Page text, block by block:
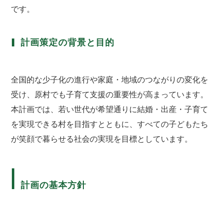
です。
計画策定の背景と目的
全国的な少子化の進行や家庭・地域のつながりの変化を
受け、原村でも子育て支援の重要性が高まっています。
本計画では、若い世代が希望通りに結婚・出産・子育て
を実現できる村を目指すとともに、すべての子どもたち
が笑顔で暮らせる社会の実現を目標としています。
計画の基本方針